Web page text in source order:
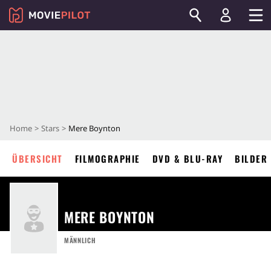
Home Stars Mere Boynton
ÜBERSICHT FILMOGRAPHIE DVD & BLU-RAY BILDER
MERE BOYNTON
MÄNNLICH